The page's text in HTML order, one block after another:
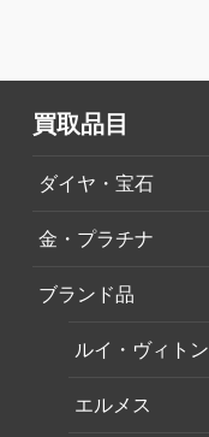
買取品目
ダイヤ・宝石
金・プラチナ
ブランド品
ルイ・ヴィトン
エルメス